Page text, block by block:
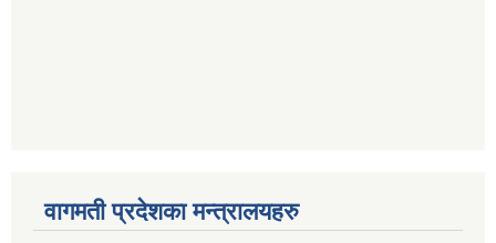
वागमती प्रदेशका मन्त्रालयहरु